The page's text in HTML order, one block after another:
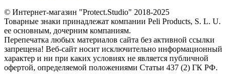
© Интернет-магазин "Protect.Studio" 2018-2025
Товарные знаки принадлежат компании Peli Products, S. L. U.
ее основным, дочерним компаниям.
Перепечатка любых материалов сайта без активной ссылки
запрещена! Веб-сайт носит исключительно информационный
характер и ни при каких условиях не является публичной
офертой, определяемой положениями Статьи 437 (2) ГК РФ.